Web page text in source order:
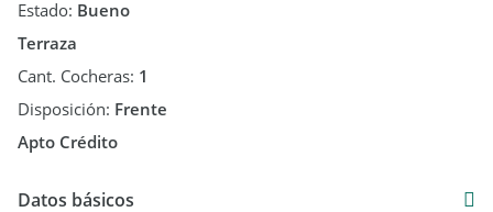
Estado: Bueno
Terraza
Cant. Cocheras: 1
Disposición: Frente
Apto Crédito
Datos básicos